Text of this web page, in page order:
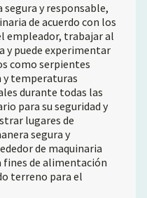
segura y responsable,
de acuerdo con los
empleador, trabajar al
y puede experimentar
como serpientes
y temperaturas
durante todas las
para su seguridad y
lugares de
segura y
de maquinaria
de alimentación
terreno para el